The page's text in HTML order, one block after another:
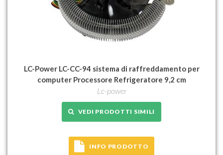
LC-Power LC-CC-94 sistema di raffreddamento per
computer Processore Refrigeratore 9,2 cm
Lc-power
VEDI PRODOTTI SIMILI
INFO PRODOTTO